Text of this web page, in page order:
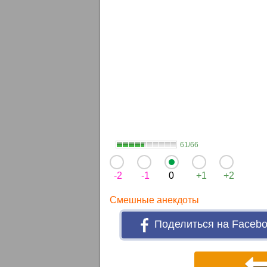
61/66
-2 -1 0 +1 +2
Смешные анекдоты
Поделиться на